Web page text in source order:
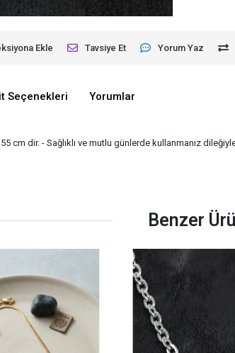
Ekle Tavsiye Et Yorum Yaz
Seçenekleri Yorumlar
dir. - Sağlıklı ve mutlu günlerde kullanmanız
Benzer